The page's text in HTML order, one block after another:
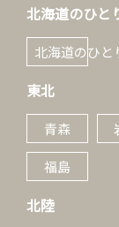
北海道のひと
北海道のひと
東北
青森
福島
北陸